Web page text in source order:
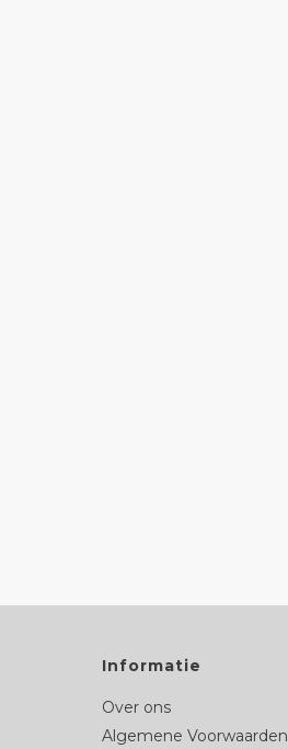
Informatie
Over ons
Algemene Voorwaarden